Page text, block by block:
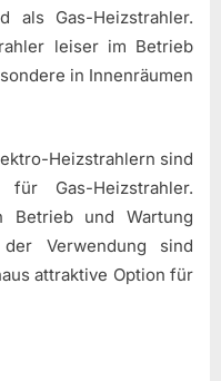
als Gas-Heizstrahler.
leiser im Betrieb
in Innenräumen
Heizstrahlern sind
Gas-Heizstrahler.
Betrieb und Wartung
Verwendung sind
attraktive Option für